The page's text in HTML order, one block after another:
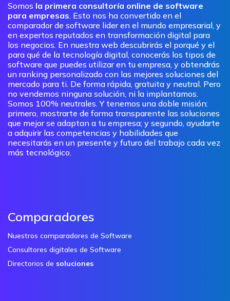
Somos la primera consultoría online de software
para empresas. Esto nos ha convertido en el
comparador de software lider en el mundo empresarial, y
en expertos reputados en transformación digital para
los negocios. En nuestra web descubrirás el porqué y el
para qué de la tecnología digital, conocerás los tipos de
software que puedes utilizar en tu empresa, y obtendrás
un ranking personalizado con las mejores soluciones del
mercado para ti. De forma rápida, gratuita y neutral. Pero
no vendemos ninguna solución, ni la implantamos.
Somos 100% neutrales. Y tenemos una doble misión:
primero, mostrarte de forma transparente las soluciones
que mejor se adaptan a tu empresa; y segundo, ayudarte
a adquirir las competencias y habilidades que
necesitarás en un presente y futuro del trabajo cada vez
más tecnológico.
Comparadores
Nuestros comparadores de Software
Consultores digitales de Software
Directorios de soluciones